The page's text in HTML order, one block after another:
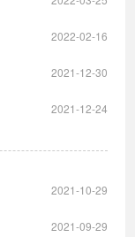
2022-02-16
2021-12-30
2021-12-24
2021-10-29
2021-09-29